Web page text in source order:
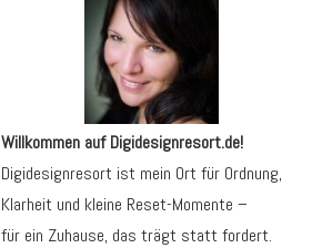
Willkommen auf Digidesignresort.de!
Digidesignresort ist mein Ort für Ordnung,
Klarheit und kleine Reset-Momente –
für ein Zuhause, das trägt statt fordert.